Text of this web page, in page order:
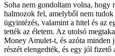
Soha nem gondoltam volna, hogy
halmozok fel, amelyből nem
ügyintézés, valamint a hitel és az
tették az életem. Az utolsó
Money Amulet-t, és azóta minden
részét elengedték, és egy jól fizető